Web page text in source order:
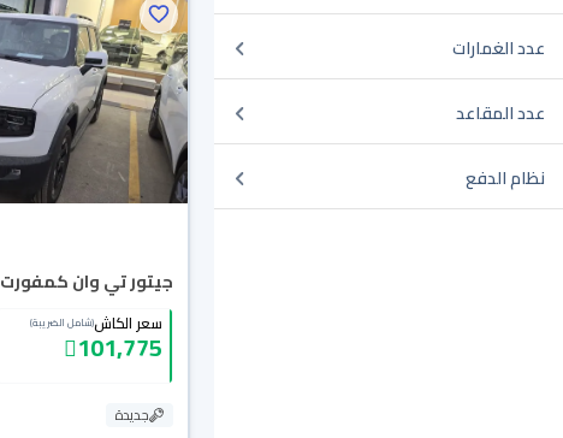
عدد الغمارات
عدد المقاعد
نظام الدفع
جيتور تي وان كمفورت 2026
سعر الكاش(شامل الضريبة)
101,775
جديدة